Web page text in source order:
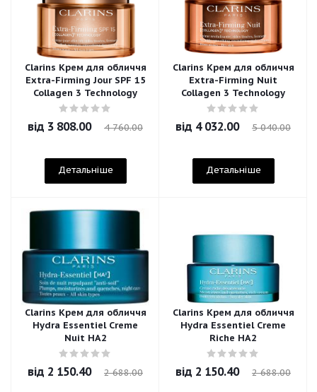
Clarins Крем для обличчя
Extra-Firming Jour SPF 15
Collagen 3 Technology
від 3 808.00 4 760.00
Детальніше
Clarins Крем для обличчя
Extra-Firming Nuit
Collagen 3 Technology
від 4 032.00 5 040.00
Детальніше
Clarins Крем для обличчя
Hydra Essentiel Creme
Nuit HA2
від 2 150.40 2 688.00
Clarins Крем для обличчя
Hydra Essentiel Creme
Riche HA2
від 2 150.40 2 688.00